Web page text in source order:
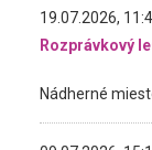
19.07.2026,
Rozprávkový